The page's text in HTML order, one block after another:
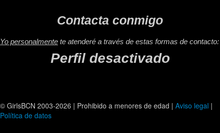
Contacta conmigo
Yo personalmente te atenderé a través de estas formas de contacto:
Perfil desactivado
© GirlsBCN 2003-2026 | Prohibido a menores de edad | Aviso legal |
Política de datos